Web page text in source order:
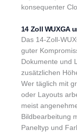
konsequenter
14 Zoll WUXGA
Das 14-Zoll-
guter
Dokumente und
zusätzlichen
Wer täglich mit
oder Layouts
meist
Bildbearbeitung
Paneltyp und